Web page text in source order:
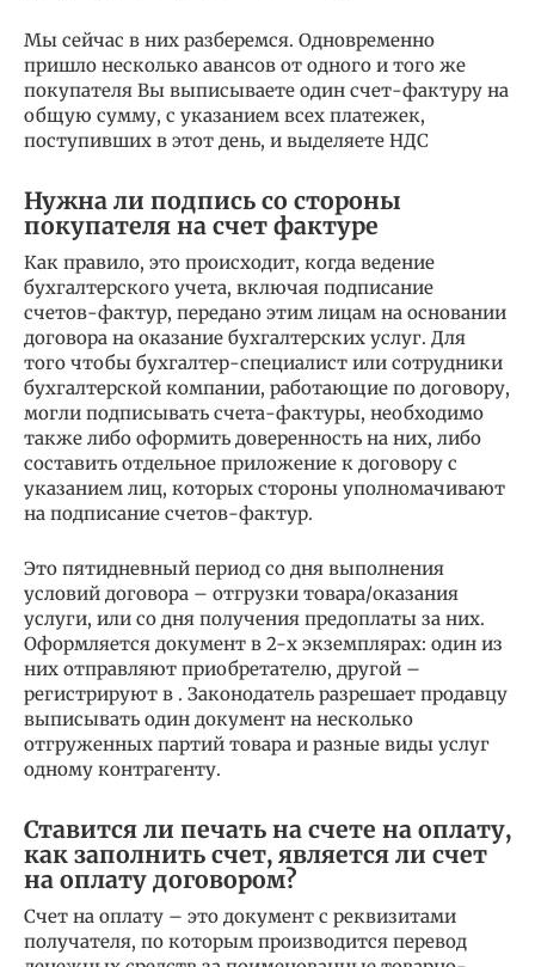
Мы сейчас в них разберемся. Одновременно
пришло несколько авансов от одного и того же
покупателя Вы выписываете один счет-фактуру на
общую сумму, с указанием всех платежек,
поступивших в этот день, и выделяете НДС
Нужна ли подпись со стороны
покупателя на счет фактуре
Как правило, это происходит, когда ведение
бухгалтерского учета, включая подписание
счетов-фактур, передано этим лицам на основании
договора на оказание бухгалтерских услуг. Для
того чтобы бухгалтер-специалист или сотрудники
бухгалтерской компании, работающие по договору,
могли подписывать счета-фактуры, необходимо
также либо оформить доверенность на них, либо
составить отдельное приложение к договору с
указанием лиц, которых стороны уполномачивают
на подписание счетов-фактур.
Это пятидневный период со дня выполнения
условий договора – отгрузки товара/оказания
услуги, или со дня получения предоплаты за них.
Оформляется документ в 2-х экземплярах: один из
них отправляют приобретателю, другой –
регистрируют в . Законодатель разрешает продавцу
выписывать один документ на несколько
отгруженных партий товара и разные виды услуг
одному контрагенту.
Ставится ли печать на счете на оплату,
как заполнить счет, является ли счет
на оплату договором?
Счет на оплату – это документ с реквизитами
получателя, по которым производится перевод